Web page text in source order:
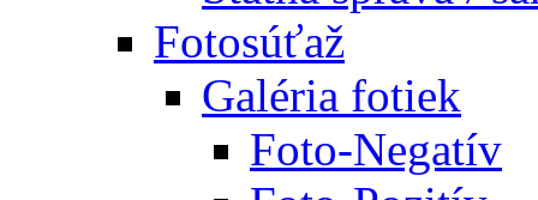
Fotosúťaž
Galéria fotiek
Foto-Negatív